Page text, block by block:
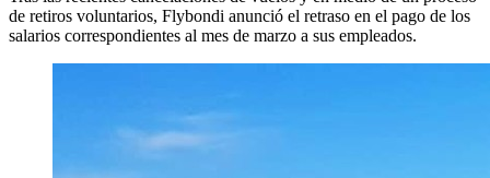
de retiros voluntarios, Flybondi anunció el retraso en el pago de los
salarios correspondientes al mes de marzo a sus empleados.